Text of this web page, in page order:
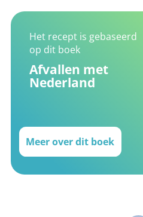
Het recept is gebaseerd
op dit boek
Afvallen met
Nederland
Meer over dit boek